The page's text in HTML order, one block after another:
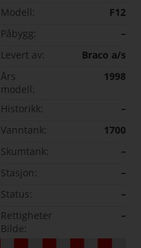
Modell:
F12
Påbygg:
–
Levert av:
Braco a/s
Års
modell:
1998
Historikk:
–
Vanntank:
1700
Skumtank:
–
Stasjon:
–
Status:
–
Rettigheter
Bilde:
–